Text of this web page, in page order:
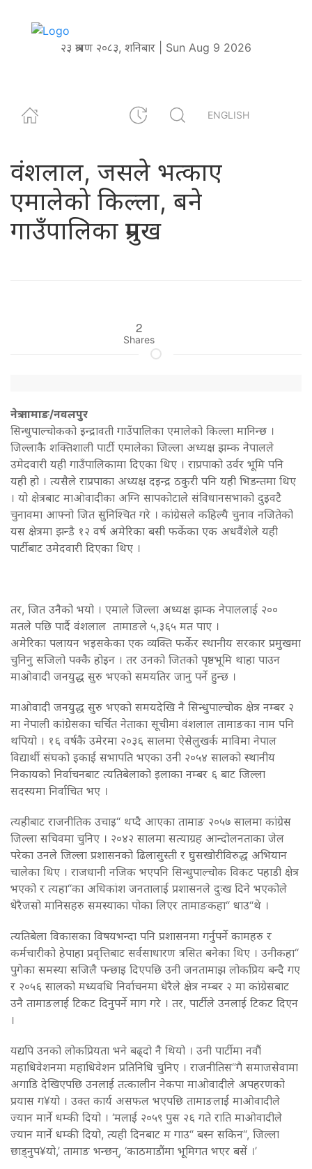
२३ श्रावण २०८३, शनिबार | Sun Aug 9 2026
ENGLISH
वंशलाल, जसले भत्काए
एमालेको किल्ला, बने
गाउँपालिका प्रमुख
2
Shares
नेत्र तामाङ/नवलपुर
सिन्धुपाल्चोकको इन्द्रावती गाउँपालिका एमालेको किल्ला मानिन्छ ।
जिल्लाकै शक्तिशाली पार्टी एमालेका जिल्ला अध्यक्ष झम्क नेपालले
उमेदवारी यही गाउँपालिकामा दिएका थिए । राप्रपाको उर्वर भूमि पनि
यही हो । त्यसैले राप्रपाका अध्यक्ष दइन्द्र ठकुरी पनि यही भिडन्तमा थिए
। यो क्षेत्रबाट माओवादीका अग्नि सापकोटाले संविधानसभाको दुइवटै
चुनावमा आफ्नो जित सुनिश्चित गरे । कांग्रेसले कहिल्यै चुनाव नजितेको
यस क्षेत्रमा झन्डै १२ वर्ष अमेरिका बसी फर्केका एक अधवैंशेले यही
पार्टीबाट उमेदवारी दिएका थिए ।
तर, जित उनैको भयो । एमाले जिल्ला अध्यक्ष झम्क नेपाललाई २००
मतले पछि पार्दै वंशलाल तामाङले ५,३६५ मत पाए ।
अमेरिका पलायन भइसकेका एक व्यक्ति फर्केर स्थानीय सरकार प्रमुखमा
चुनिनु सजिलो पक्कै होइन । तर उनको जितको पृष्ठभूमि थाहा पाउन
माओवादी जनयुद्ध सुरु भएको समयतिर जानु पर्ने हुन्छ ।
माओवादी जनयुद्ध सुरु भएको समयदेखि नै सिन्धुपाल्चोक क्षेत्र नम्बर २
मा नेपाली कांग्रेसका चर्चित नेताका सूचीमा वंशलाल तामाङका नाम पनि
थपियो । १६ वर्षकै उमेरमा २०३६ सालमा ऐसेलुखर्क माविमा नेपाल
विद्यार्थी संघको इकाई सभापति भएका उनी २०५४ सालको स्थानीय
निकायको निर्वाचनबाट त्यतिबेलाको इलाका नम्बर ६ बाट जिल्ला
सदस्यमा निर्वाचित भए ।
त्यहीबाट राजनीतिक उचाइ“ थप्दै आएका तामाङ २०५७ सालमा कांग्रेस
जिल्ला सचिवमा चुनिए । २०४२ सालमा सत्याग्रह आन्दोलनताका जेल
परेका उनले जिल्ला प्रशासनको ढिलासुस्ती र घुसखोरीविरुद्ध अभियान
चालेका थिए । राजधानी नजिक भएपनि सिन्धुपाल्चोक विकट पहाडी क्षेत्र
भएको र त्यहा“का अधिकांश जनतालाई प्रशासनले दुःख दिने भएकोले
धेरैजसो मानिसहरु समस्याका पोका लिएर तामाङकहा“ धाउ“थे ।
त्यतिबेला विकासका विषयभन्दा पनि प्रशासनमा गर्नुपर्ने कामहरु र
कर्मचारीको हेपाहा प्रवृत्तिबाट सर्वसाधारण त्रसित बनेका थिए । उनीकहा“
पुगेका समस्या सजिलै पन्छाइ दिएपछि उनी जनतामाझ लोकप्रिय बन्दै गए
र २०५६ सालको मध्यवधि निर्वाचनमा धेरैले क्षेत्र नम्बर २ मा कांग्रेसबाट
उनै तामाङलाई टिकट दिनुपर्ने माग गरे । तर, पार्टीले उनलाई टिकट दिएन
।
यद्यपि उनको लोकप्रियता भने बढ्दो नै थियो । उनी पार्टीमा नवौं
महाधिवेशनमा महाधिवेशन प्रतिनिधि चुनिए । राजनीतिस“गै समाजसेवामा
अगाडि देखिएपछि उनलाई तत्कालीन नेकपा माओवादीले अपहरणको
प्रयास ग¥यो । उक्त कार्य असफल भएपछि तामाङलाई माओवादीले
ज्यान मार्ने धम्की दियो । ‘मलाई २०५९ पुस २६ गते राति माओवादीले
ज्यान मार्ने धम्की दियो, त्यही दिनबाट म गाउ“ बस्न सकिन“, जिल्ला
छाड्नुप¥यो,’ तामाङ भन्छन्, ‘काठमाडौंमा भूमिगत भएर बसें ।’